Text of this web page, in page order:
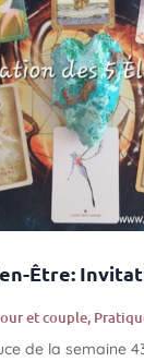
Être:
et couple,
de la semaine